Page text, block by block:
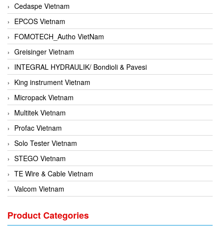
Cedaspe Vietnam
EPCOS Vietnam
FOMOTECH_Autho VietNam
Greisinger Vietnam
INTEGRAL HYDRAULIK/ Bondioli & Pavesi
King instrument Vietnam
Micropack Vietnam
Multitek Vietnam
Profac Vietnam
Solo Tester Vietnam
STEGO Vietnam
TE Wire & Cable Vietnam
Valcom Vietnam
3CTEST Vietnam
Product Categories